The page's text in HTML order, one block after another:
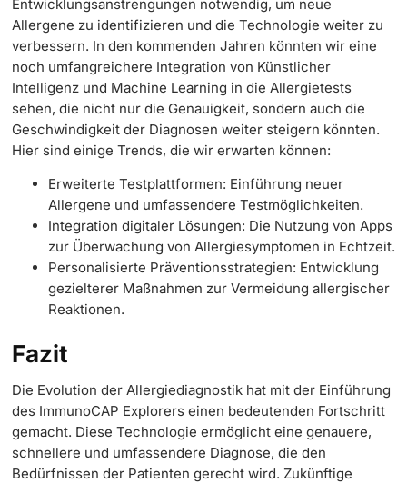
Entwicklungsanstrengungen notwendig, um neue
Allergene zu identifizieren und die Technologie weiter zu
verbessern. In den kommenden Jahren könnten wir eine
noch umfangreichere Integration von Künstlicher
Intelligenz und Machine Learning in die Allergietests
sehen, die nicht nur die Genauigkeit, sondern auch die
Geschwindigkeit der Diagnosen weiter steigern könnten.
Hier sind einige Trends, die wir erwarten können:
Erweiterte Testplattformen: Einführung neuer
Allergene und umfassendere Testmöglichkeiten.
Integration digitaler Lösungen: Die Nutzung von Apps
zur Überwachung von Allergiesymptomen in Echtzeit.
Personalisierte Präventionsstrategien: Entwicklung
gezielterer Maßnahmen zur Vermeidung allergischer
Reaktionen.
Fazit
Die Evolution der Allergiediagnostik hat mit der Einführung
des ImmunoCAP Explorers einen bedeutenden Fortschritt
gemacht. Diese Technologie ermöglicht eine genauere,
schnellere und umfassendere Diagnose, die den
Bedürfnissen der Patienten gerecht wird. Zukünftige